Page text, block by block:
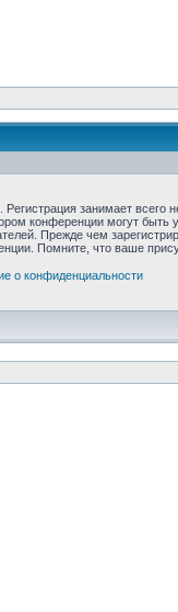
занимает всего
конференции могут быть
Прежде чем
Помните, что ваше
о конфиденциальности